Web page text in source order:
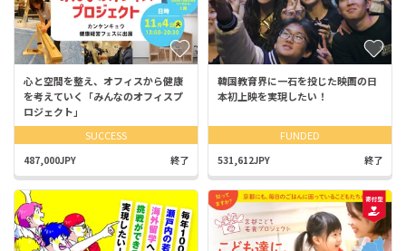
心と空間を整え、オフィスから健康
を考えていく「みんなのオフィスプ
ロジェクト」
SUCCESS
487,000JPY 終了
韓国教育界に一石を投じた映画の日
本初上映を実現したい！
FUNDED
531,612JPY 終了